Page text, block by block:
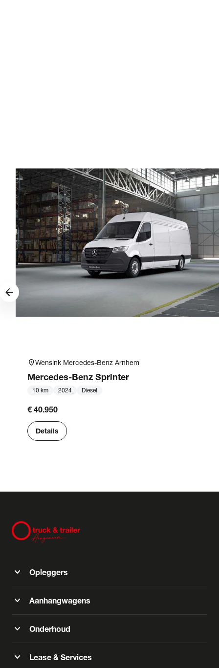
location_onWensink Mercedes-Benz Arnhem
Mercedes-Benz Sprinter
10 km 2024 Diesel
€ 40.950
Details
arrow_forward
expand_more Opleggers
expand_more Aanhangwagens
expand_more Onderhoud
expand_more Lease & Services